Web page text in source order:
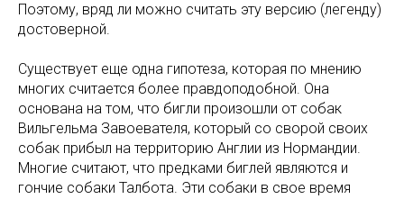
Поэтому, вряд ли можно считать эту версию (легенду)
достоверной.
Существует еще одна гипотеза, которая по мнению
многих считается более правдоподобной. Она
основана на том, что бигли произошли от собак
Вильгельма Завоевателя, который со сворой своих
собак прибыл на территорию Англии из Нормандии.
Многие считают, что предками биглей являются и
гончие собаки Талбота. Эти собаки в свое время